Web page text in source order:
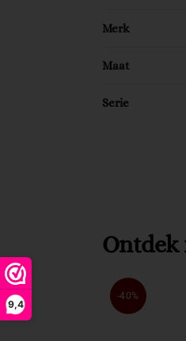
9,4
Merk
Maat
Serie
Ontdek
-40%